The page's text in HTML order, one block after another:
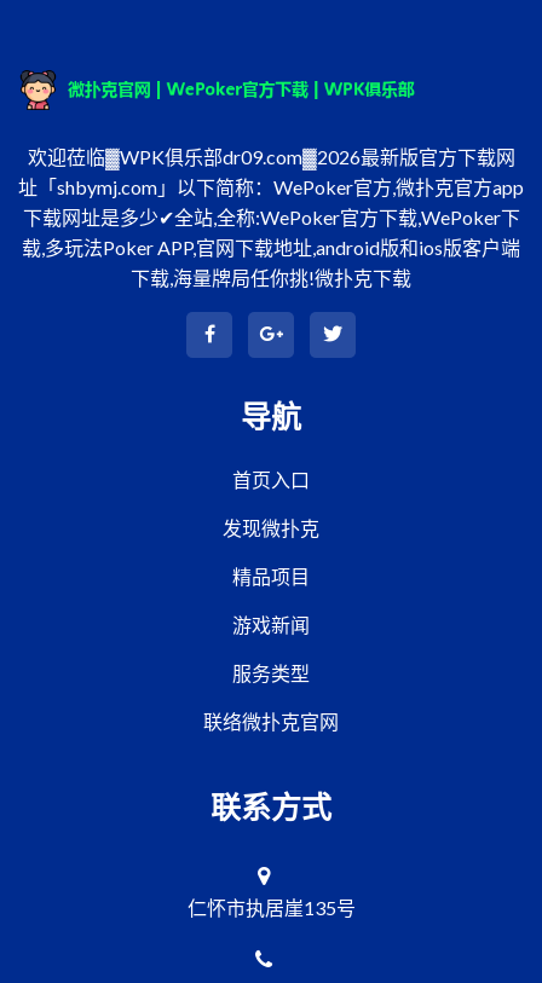
欢迎莅临▓WPK俱乐部dr09.com▓2026最新版官方下载网
址「shbymj.com」以下简称：WePoker官方,微扑克官方app
下载网址是多少✔全站,全称:WePoker官方下载,WePoker下
载,多玩法Poker APP,官网下载地址,android版和ios版客户端
下载,海量牌局任你挑!微扑克下载
导航
首页入口
发现微扑克
精品项目
游戏新闻
服务类型
联络微扑克官网
联系方式
仁怀市执居崖135号